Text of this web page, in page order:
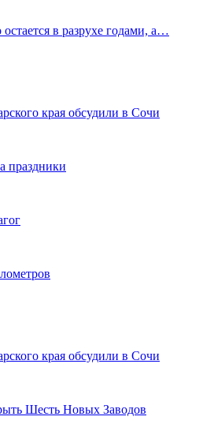
в разрухе годами, а…
края обсудили в Сочи
праздники
края обсудили в Сочи
Шесть Новых Заводов